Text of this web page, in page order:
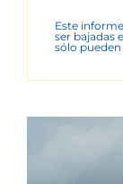
Este
ser bajadas
sólo